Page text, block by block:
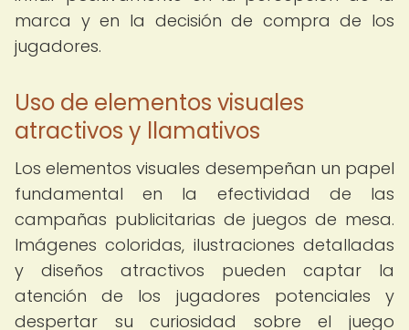
marca y en la decisión de compra de los
jugadores.
Uso de elementos visuales
atractivos y llamativos
Los elementos visuales desempeñan un papel
fundamental en la efectividad de las
campañas publicitarias de juegos de mesa.
Imágenes coloridas, ilustraciones detalladas
y diseños atractivos pueden captar la
atención de los jugadores potenciales y
despertar su curiosidad sobre el juego